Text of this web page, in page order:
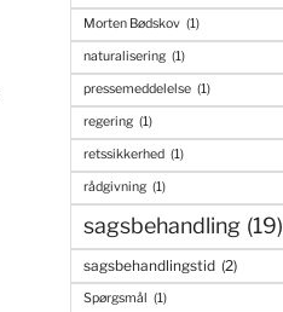
Morten Bødskov (1)
naturalisering (1)
pressemeddelelse (1)
regering (1)
retssikkerhed (1)
rådgivning (1)
sagsbehandling (19)
sagsbehandlingstid (2)
Spørgsmål (1)